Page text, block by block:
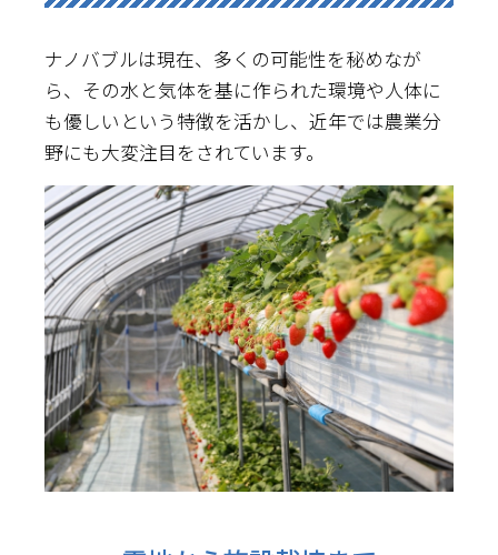
ナノバブルは現在、多くの可能性を秘めなが
ら、その水と気体を基に作られた環境や人体に
も優しいという特徴を活かし、近年では農業分
野にも大変注目をされています。